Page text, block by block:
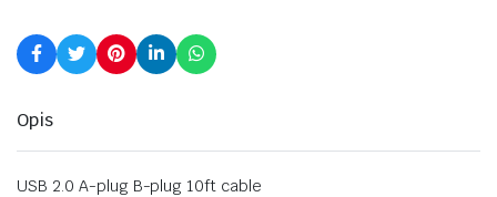
Opis
USB 2.0 A-plug B-plug 10ft cable